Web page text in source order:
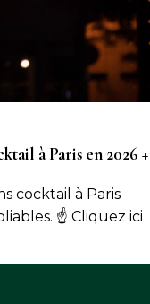
à Paris en 2026 +
cocktail à Paris
☝️ Cliquez ici